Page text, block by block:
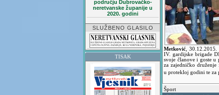
području Dubrovačko-
neretvanske županije u
2020. godini
SLUŽBENO GLASILO
TISAK
Metković ,30.12.2015.
IV. gardijske brigade
svoje članove i goste
za zajedničko
u protekloj godini te za
Šport